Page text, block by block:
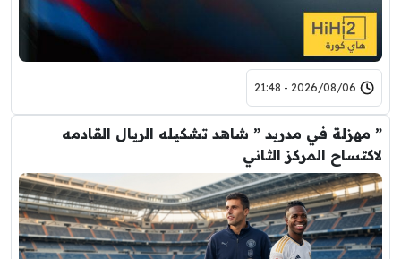
2026/08/06 - 21:48
” مهزلة في مدريد ” شاهد تشكيله الريال القادمه
لاكتساح المركز الثاني